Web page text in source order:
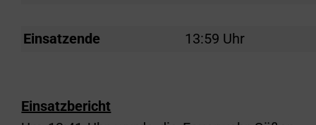
Einsatzende 13:59 Uhr
Einsatzbericht